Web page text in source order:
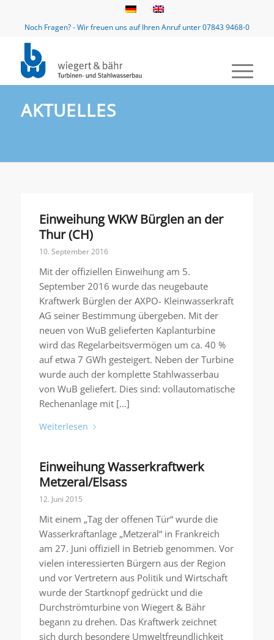
Noch Fragen? - Wir freuen uns auf Ihren Anruf unter 07843 9468-0
AKTUELLES
Einweihung WKW Bürglen an der
Thur (CH)
10. September 2016
Mit der offiziellen Einweihung am 5.
September 2016 wurde das neugebaute
Kraftwerk Bürglen der AXPO- Kleinwasserkraft
AG seiner Bestimmung übergeben. Mit der
neuen von WuB gelieferten Kaplanturbine
wird das Regelarbeitsvermögen um ca. 40 %
auf etwa 7 GWh gesteigert. Neben der Turbine
wurde auch der komplette Stahlwasserbau
von WuB geliefert. Dies sind: vollautomatische
Rechenanlage mit […]
Weiterlesen
Einweihung Wasserkraftwerk
Metzeral/Elsass
12. Juni 2015
Mit einem „Tag der offenen Tür“ wurde die
Wasserkraftanlage „Metzeral“ in Frankreich
am 27. Juni offiziell in Betrieb genommen. Vor
vielen interessierten Bürgern aus der Region
und vor Vertretern aus Politik und Wirtschaft
wurde der Startknopf gedrückt und die
Durchströmturbine von Wiegert & Bähr
begann zu drehen. Das Kraftwerk zeichnet
sich durch besondere Umweltfreundlichkeit